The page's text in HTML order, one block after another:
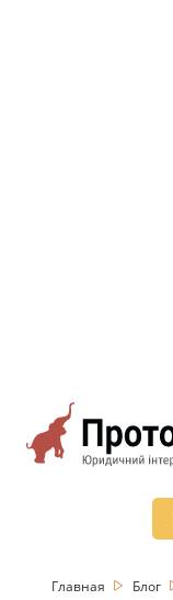
Главная Блог